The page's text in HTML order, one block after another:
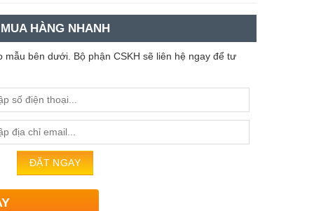
MUA HÀNG NHANH
mẫu bên dưới. Bộ phận CSKH sẽ liên hệ ngay để tư